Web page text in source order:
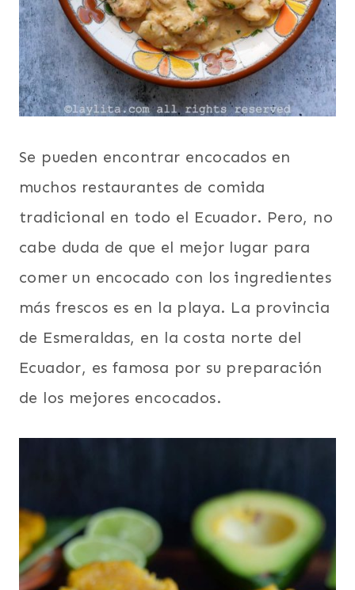
Se pueden encontrar encocados en
muchos restaurantes de comida
tradicional en todo el Ecuador. Pero, no
cabe duda de que el mejor lugar para
comer un encocado con los ingredientes
más frescos es en la playa. La provincia
de Esmeraldas, en la costa norte del
Ecuador, es famosa por su preparación
de los mejores encocados.